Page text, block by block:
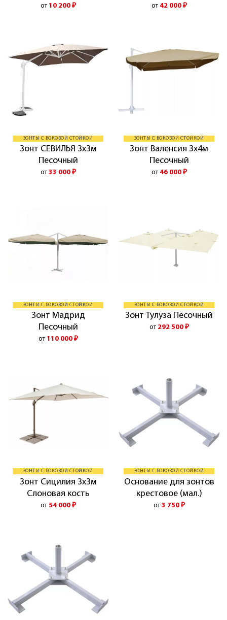
от 10 200 ₽ от 42 000 ₽
ЗОНТЫ С БОКОВОЙ СТОЙКОЙ
Зонт СЕВИЛЬЯ 3х3м
Песочный
от 33 000 ₽
ЗОНТЫ С БОКОВОЙ СТОЙКОЙ
Зонт Валенсия 3х4м
Песочный
от 46 000 ₽
ЗОНТЫ С БОКОВОЙ СТОЙКОЙ
Зонт Мадрид
Песочный
от 110 000 ₽
ЗОНТЫ С БОКОВОЙ СТОЙКОЙ
Зонт Тулуза Песочный
от 292 500 ₽
ЗОНТЫ С БОКОВОЙ СТОЙКОЙ
Зонт Сицилия 3х3м
Слоновая кость
от 54 000 ₽
ЗОНТЫ С БОКОВОЙ СТОЙКОЙ
Основание для зонтов
крестовое (мал.)
от 3 750 ₽